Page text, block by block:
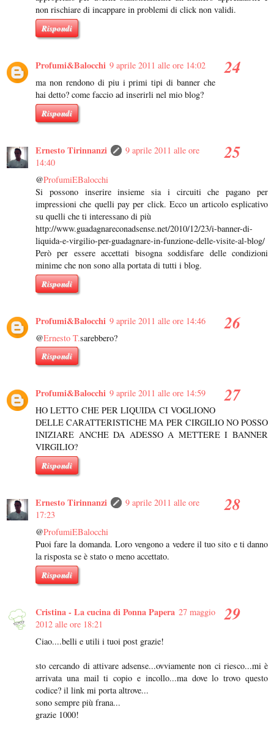
non rischiare di incappare in problemi di click non validi.
Rispondi
Profumi&Balocchi 9 aprile 2011 alle ore 14:02
ma non rendono di piu i primi tipi di banner che
hai detto? come faccio ad inserirli nel mio blog?
Rispondi
Ernesto Tirinnanzi
9 aprile 2011 alle ore
14:40
@ProfumiEBalocchi
Si possono inserire insieme sia i circuiti che pagano per
impressioni che quelli pay per click. Ecco un articolo esplicativo
su quelli che ti interessano di più
http://www.guadagnareconadsense.net/2010/12/23/i-banner-di-
liquida-e-virgilio-per-guadagnare-in-funzione-delle-visite-al-blog/
Però per essere accettati bisogna soddisfare delle condizioni
minime che non sono alla portata di tutti i blog.
Rispondi
Profumi&Balocchi 9 aprile 2011 alle ore 14:46
@Ernesto T.sarebbero?
Rispondi
Profumi&Balocchi 9 aprile 2011 alle ore 14:59
HO LETTO CHE PER LIQUIDA CI VOGLIONO
DELLE CARATTERISTICHE MA PER CIRGILIO NO POSSO
INIZIARE ANCHE DA ADESSO A METTERE I BANNER
VIRGILIO?
Rispondi
Ernesto Tirinnanzi
9 aprile 2011 alle ore
17:23
@ProfumiEBalocchi
Puoi fare la domanda. Loro vengono a vedere il tuo sito e ti danno
la risposta se è stato o meno accettato.
Rispondi
Cristina - La cucina di Ponna Papera 27 maggio
2012 alle ore 18:21
Ciao....belli e utili i tuoi post grazie!
sto cercando di attivare adsense...ovviamente non ci riesco...mi è
arrivata una mail ti copio e incollo...ma dove lo trovo questo
codice? il link mi porta altrove...
sono sempre più frana...
grazie 1000!